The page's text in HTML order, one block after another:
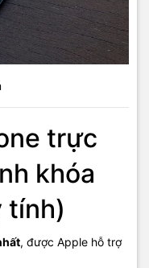
trực
khóa
tính)
, được Apple hỗ trợ